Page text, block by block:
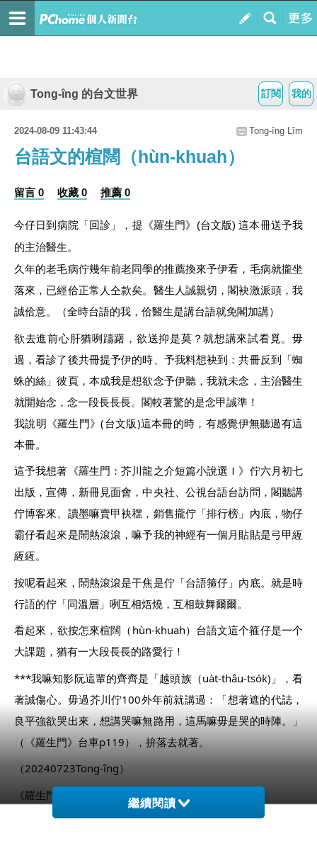
我的
訂閱
Tong-îng 的台文世界
2024-08-09 11:43:44 Tong-îng Lîm
台語文的楦闊（hùn-khuah）
留言 0 收藏 0 推薦 0
今仔日到病院「回診」，提《羅生門》(台文版) 這本冊送予我
的主治醫生。
久年的老毛病佇幾年前老同學的推薦換來予伊看，毛病就攏坐
落來，已經佮正常人仝款矣。醫生人誠親切，閣袂激派頭，我
誠佮意。（全時台語的我，佮醫生是講台語就免閣加講）
欲去進前心肝猶咧躊躇，欲送抑是莫？就想講來試看覓。毋
過，看診了後共冊提予伊的時、予我料想袂到：共冊反到「蜘
蛛的絲」彼頁，本成我是想欲念予伊聽，我就未念，主治醫生
就開始念，念一段長長長。閣較著驚的是念甲誠準！
我說明《羅生門》(台文版)這本冊的時，有感覺伊無聽過有這
本冊。
這予我想著《羅生門：芥川龍之介短篇小說選Ｉ》佇六月初七
出版，宣傳，新冊見面會，中央社、公視台語台訪問，閣聽講
佇博客來、讀墨嘛賣甲袂䆀，銷售攏佇「排行榜」內底，物仔
霸仔看起來是鬧熱滾滾，嘛予我的神經有一個月貼貼是弓甲絚
絚絚。
按呢看起來，鬧熱滾滾是干焦是佇「台語箍仔」內底。就是時
行語的佇「同溫層」咧互相焐燒，互相鼓舞爾爾。
看起來，欲按怎來楦闊（hùn-khuah）台語文這个箍仔是一个
大課題，猶有一大段長長的路愛行！
***我嘛知影阮這輩的齊齊是「越頭族（ua̍t-thâu-tso̍k)」，看
著誠傷心。毋過芥川佇100外年前就講過：「想著遮的代誌，
良平強欲哭出來，想講哭嘛無路用，這馬嘛毋是哭的時陣。」
（《羅生門》台車p119），拚落去就著。
（20240723Tong-îng）
《羅生門：芥川龍之介短篇小說選Ｉ》
有聲冊---布袋戲主演的聲音演出
繼續閱讀